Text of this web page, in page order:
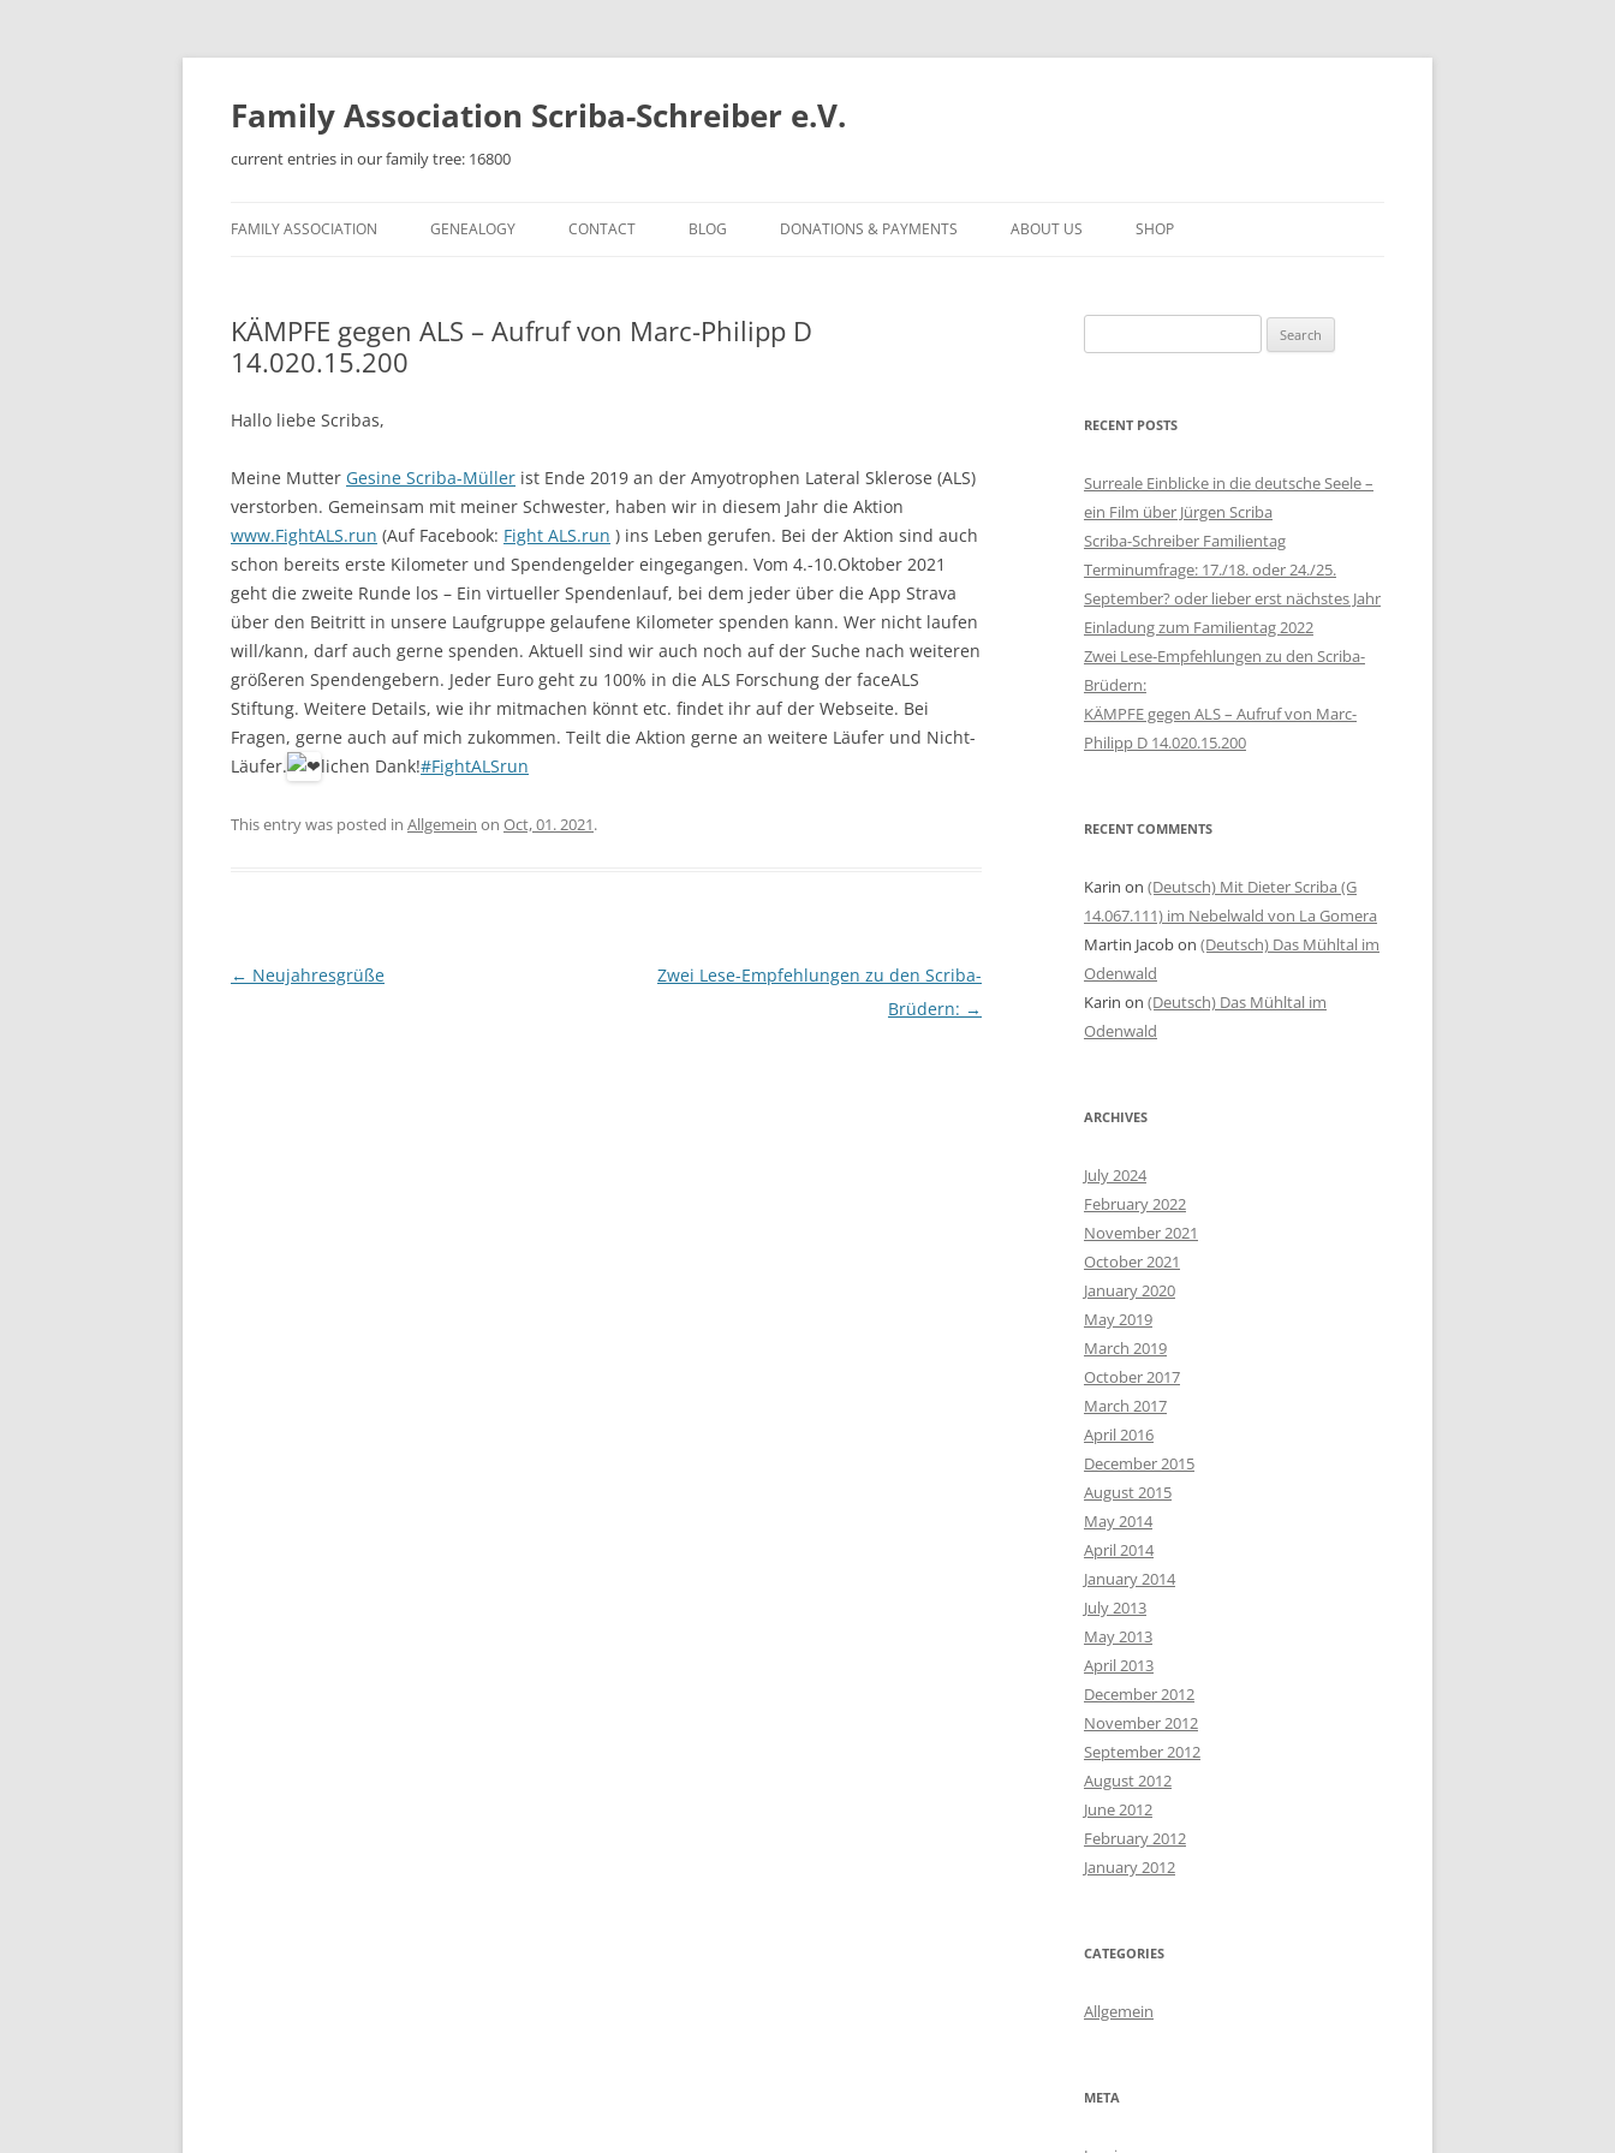
Skip
Family Association Scriba-Schreiber e.V.
current entries in our family tree: 16800
FAMILY ASSOCIATION
HISTORY
FAMILY REUNIONS
FAMILY REUNION 2012
DARMSTADT
FAMILY REUNION 2015 HAMBURG
FAMILIENTAG AM 04. UND 05. MAI
2024 AUF DER HALBINSEL SCHEID
AM EDERSEE
GENEALOGY CONTACT BLOG DONATIONS & PAYMENTS ABOUT US SHOP
KÄMPFE gegen ALS – Aufruf von Marc-Philipp D
14.020.15.200
Hallo liebe Scribas,
Meine Mutter Gesine Scriba-Müller ist Ende 2019 an der Amyotrophen Lateral Sklerose (ALS)
verstorben. Gemeinsam mit meiner Schwester, haben wir in diesem Jahr die Aktion
www.FightALS.run (Auf Facebook: Fight ALS.run ) ins Leben gerufen. Bei der Aktion sind auch
schon bereits erste Kilometer und Spendengelder eingegangen. Vom 4.-10.Oktober 2021
geht die zweite Runde los – Ein virtueller Spendenlauf, bei dem jeder über die App Strava
über den Beitritt in unsere Laufgruppe gelaufene Kilometer spenden kann. Wer nicht laufen
will/kann, darf auch gerne spenden. Aktuell sind wir auch noch auf der Suche nach weiteren
größeren Spendengebern. Jeder Euro geht zu 100% in die ALS Forschung der faceALS
Stiftung. Weitere Details, wie ihr mitmachen könnt etc. findet ihr auf der Webseite. Bei
Fragen, gerne auch auf mich zukommen. Teilt die Aktion gerne an weitere Läufer und Nicht-
Läufer.
lichen Dank!#FightALSrun
This entry was posted in Allgemein on Oct, 01. 2021.
Post
← Neujahresgrüße
Zwei Lese-Empfehlungen zu den Scriba-
Brüdern: →
for:
RECENT POSTS
Surreale Einblicke in die deutsche Seele –
ein Film über Jürgen Scriba
Scriba-Schreiber Familientag
Terminumfrage: 17./18. oder 24./25.
September? oder lieber erst nächstes Jahr
Einladung zum Familientag 2022
Zwei Lese-Empfehlungen zu den Scriba-
Brüdern:
KÄMPFE gegen ALS – Aufruf von Marc-
Philipp D 14.020.15.200
RECENT COMMENTS
Karin on (Deutsch) Mit Dieter Scriba (G
14.067.111) im Nebelwald von La Gomera
Martin Jacobon (Deutsch) Das Mühltal im
Odenwald
Karin on (Deutsch) Das Mühltal im
Odenwald
ARCHIVES
July 2024
February 2022
November 2021
October 2021
January 2020
May 2019
March 2019
October 2017
March 2017
April 2016
December 2015
August 2015
May 2014
April 2014
January 2014
July 2013
May 2013
April 2013
December 2012
November 2012
September 2012
August 2012
June 2012
February 2012
January 2012
CATEGORIES
Allgemein
META